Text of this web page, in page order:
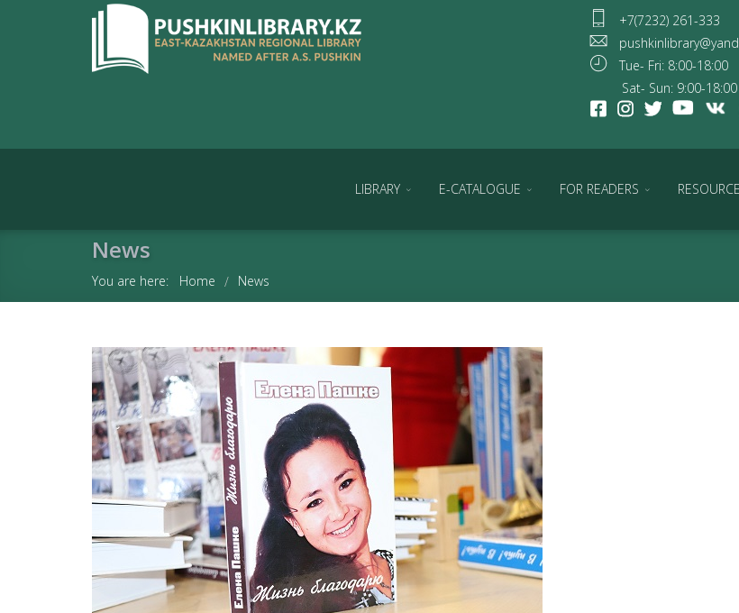
+7(7232) 261-333
Tue- Fri: 8:00-18:00
Sat- Sun: 9:00-18:00
LIBRARY E-CATALOGUE FOR READERS
News
You are here: Home / News